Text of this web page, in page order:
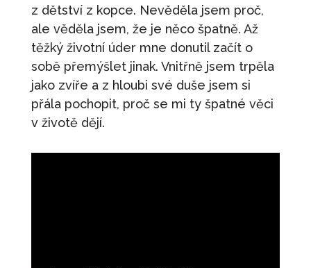
z dětství z kopce. Nevěděla jsem proč,
ale věděla jsem, že je něco špatně. Až
těžký životní úder mne donutil začít o
sobě přemýšlet jinak. Vnitřně jsem trpěla
jako zvíře a z hloubi své duše jsem si
přála pochopit, proč se mi ty špatné věci
v životě dějí.